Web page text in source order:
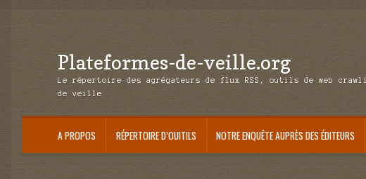
Aller
à
Aller
au
Plateformes-de-veille.org
Le répertoire des agrégateurs de flux RSS, outils de web
de veille
A PROPOS RÉPERTOIRE D’OUITILS NOTRE ENQUÊTE AUPRÈS DES ÉDITEURS